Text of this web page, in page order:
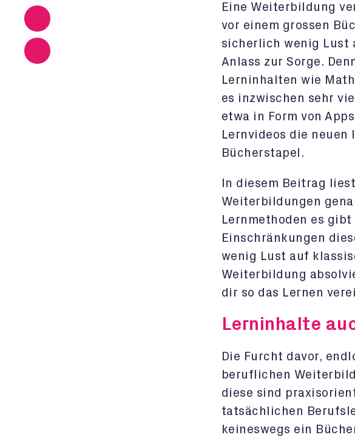
Eine Weiterbildung
vor einem grossen
sicherlich wenig Lust
Anlass zur Sorge.
Lerninhalten wie
es inzwischen sehr
etwa in Form von
Lernvideos die neuen
Bücherstapel.
In diesem Beitrag
Weiterbildungen
Lernmethoden es
Einschränkungen
wenig Lust auf
Weiterbildung
dir so das Lernen
Lerninhalte
Die Furcht davor,
beruflichen
diese sind
tatsächlichen
keineswegs ein